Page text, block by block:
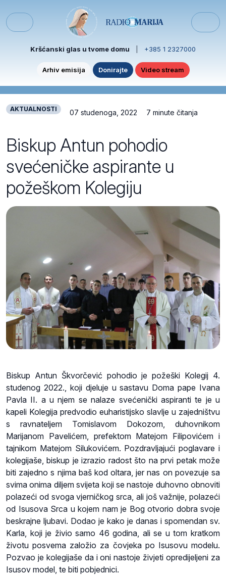
Menu
Kršćanski glas u tvome domu +385 1 2327000
Arhiv emisija Donirajte Video stream
AKTUALNOSTI 07 studenoga, 2022 7 minute čitanja
Biskup Antun pohodio
svećeničke aspirante u
požeškom Kolegiju
Biskup Antun Škvorčević pohodio je požeški Kolegij 4.
studenog 2022., koji djeluje u sastavu Doma pape Ivana
Pavla II. a u njem se nalaze svećenički aspiranti te je u
kapeli Kolegija predvodio euharistijsko slavlje u zajedništvu
s ravnateljem Tomislavom Dokozom, duhovnikom
Marijanom Pavelićem, prefektom Matejom Filipovićem i
tajnikom Matejom Silukovićem. Pozdravljajući poglavare i
kolegijaše, biskup je izrazio radost što na prvi petak može
biti zajedno s njima baš kod oltara, jer nas on povezuje sa
svima onima diljem svijeta koji se nastoje duhovno obnoviti
polazeći od svoga vjerničkog srca, ali još važnije, polazeći
od Isusova Srca u kojem nam je Bog otvorio dobra svoje
beskrajne ljubavi. Dodao je kako je danas i spomendan sv.
Karla, koji je živio samo 46 godina, ali se u tom kratkom
životu posvema založio za čovjeka po Isusovu modelu.
Pozvao je kolegijaše da i oni nastoje živjeti opredijeljeni za
Isusov model, te biti pobjednici.